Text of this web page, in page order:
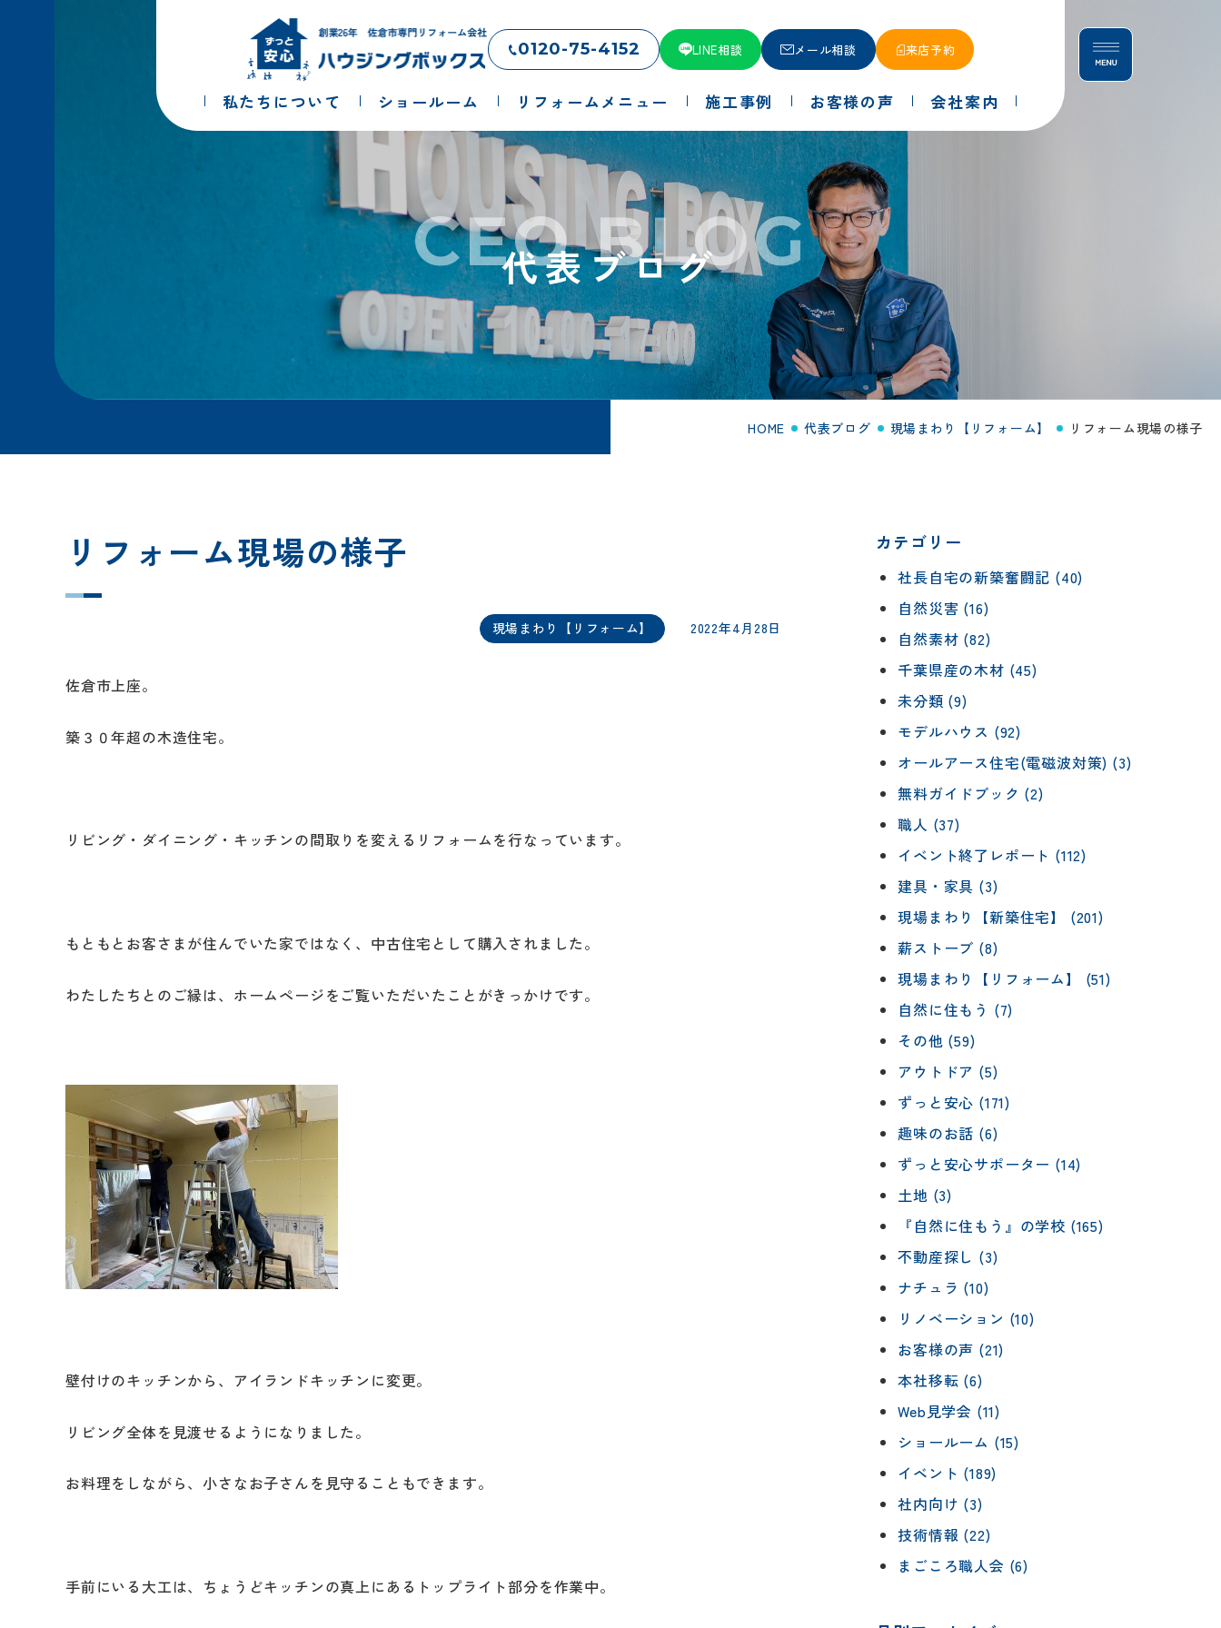
0120-75-4152 LINE相談 メール相談 来店予約
私たちについて ショールーム リフォームメニュー 施工事例 お客様の声 会社案内
代表ブログ
CEO BLOG
HOME 代表ブログ 現場まわり【リフォーム】 リフォーム現場の様子
リフォーム現場の様子
現場まわり【リフォーム】 2022年4月28日
佐倉市上座。
築３０年超の木造住宅。
リビング・ダイニング・キッチンの間取りを変えるリフォームを行なっています。
もともとお客さまが住んでいた家ではなく、中古住宅として購入されました。
わたしたちとのご縁は、ホームページをご覧いただいたことがきっかけです。
壁付けのキッチンから、アイランドキッチンに変更。
リビング全体を見渡せるようになりました。
お料理をしながら、小さなお子さんを見守ることもできます。
手前にいる大工は、ちょうどキッチンの真上にあるトップライト部分を作業中。
カテゴリー
社長自宅の新築奮闘記 (40)
自然災害 (16)
自然素材 (82)
千葉県産の木材 (45)
未分類 (9)
モデルハウス (92)
オールアース住宅(電磁波対策) (3)
無料ガイドブック (2)
職人 (37)
イベント終了レポート (112)
建具・家具 (3)
現場まわり【新築住宅】 (201)
薪ストーブ (8)
現場まわり【リフォーム】 (51)
自然に住もう (7)
その他 (59)
アウトドア (5)
ずっと安心 (171)
趣味のお話 (6)
ずっと安心サポーター (14)
土地 (3)
『自然に住もう』の学校 (165)
不動産探し (3)
ナチュラ (10)
リノベーション (10)
お客様の声 (21)
本社移転 (6)
Web見学会 (11)
ショールーム (15)
イベント (189)
社内向け (3)
技術情報 (22)
まごころ職人会 (6)